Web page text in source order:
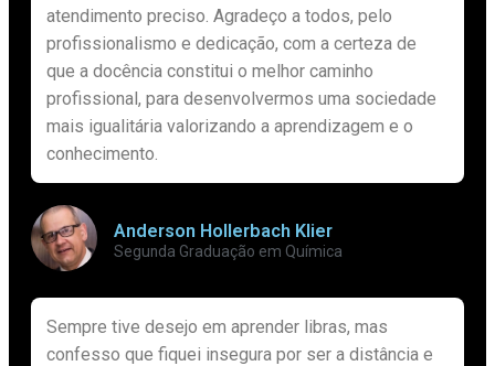
atendimento preciso. Agradeço a todos, pelo
profissionalismo e dedicação, com a certeza de
que a docência constitui o melhor caminho
profissional, para desenvolvermos uma sociedade
mais igualitária valorizando a aprendizagem e o
conhecimento.
Anderson Hollerbach Klier
Segunda Graduação em Química
Sempre tive desejo em aprender libras, mas
confesso que fiquei insegura por ser a distância e